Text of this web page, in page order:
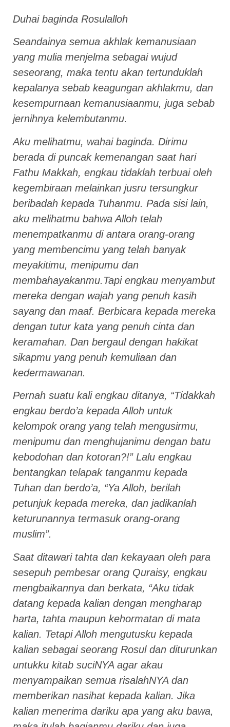
Duhai baginda Rosulalloh
Seandainya semua akhlak kemanusiaan
yang mulia menjelma sebagai wujud
seseorang, maka tentu akan tertunduklah
kepalanya sebab keagungan akhlakmu, dan
kesempurnaan kemanusiaanmu, juga sebab
jernihnya kelembutanmu.
Aku melihatmu, wahai baginda. Dirimu
berada di puncak kemenangan saat hari
Fathu Makkah, engkau tidaklah terbuai oleh
kegembiraan melainkan jusru tersungkur
beribadah kepada Tuhanmu. Pada sisi lain,
aku melihatmu bahwa Alloh telah
menempatkanmu di antara orang-orang
yang membencimu yang telah banyak
meyakitimu, menipumu dan
membahayakanmu.Tapi engkau menyambut
mereka dengan wajah yang penuh kasih
sayang dan maaf. Berbicara kepada mereka
dengan tutur kata yang penuh cinta dan
keramahan. Dan bergaul dengan hakikat
sikapmu yang penuh kemuliaan dan
kedermawanan.
Pernah suatu kali engkau ditanya, “Tidakkah
engkau berdo’a kepada Alloh untuk
kelompok orang yang telah mengusirmu,
menipumu dan menghujanimu dengan batu
kebodohan dan kotoran?!” Lalu engkau
bentangkan telapak tanganmu kepada
Tuhan dan berdo’a, “Ya Alloh, berilah
petunjuk kepada mereka, dan jadikanlah
keturunannya termasuk orang-orang
muslim”.
Saat ditawari tahta dan kekayaan oleh para
sesepuh pembesar orang Quraisy, engkau
mengbaikannya dan berkata, “Aku tidak
datang kepada kalian dengan mengharap
harta, tahta maupun kehormatan di mata
kalian. Tetapi Alloh mengutusku kepada
kalian sebagai seorang Rosul dan diturunkan
untukku kitab suciNYA agar akau
menyampaikan semua risalahNYA dan
memberikan nasihat kepada kalian. Jika
kalian menerima dariku apa yang aku bawa,